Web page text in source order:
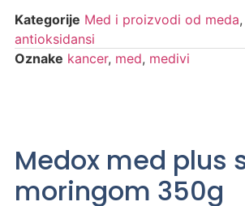
Kategorije Med i proizvodi od meda,
antioksidansi
Oznake kancer, med, medivi
Medox med plus
moringom 350g